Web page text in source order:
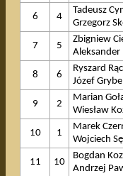
6 4
Tadeusz
Grzegorz
7 5
Zbigniew
Aleksander
8 6
Ryszard
Józef Grybel
9 2
Marian
Wiesław
10 1
Marek
Wojciech
11 10
Bogdan
Andrzej